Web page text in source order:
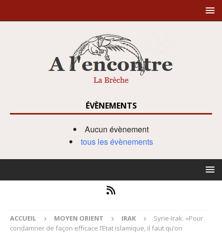
ÉVÈNEMENTS
Aucun évènement
tous les évènements
ACCUEIL MOYEN ORIENT IRAK
Syrie-Irak. «Pour
condamner de façon efficace l’Etat islamique, il faut qu’on